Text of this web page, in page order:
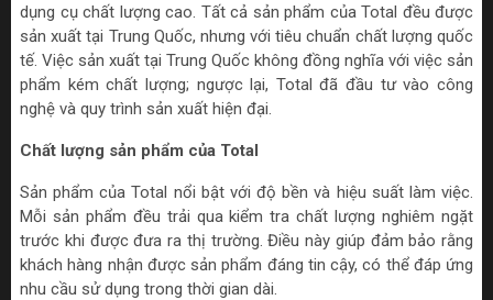
dụng cụ chất lượng cao. Tất cả sản phẩm của Total đều được
sản xuất tại Trung Quốc, nhưng với tiêu chuẩn chất lượng quốc
tế. Việc sản xuất tại Trung Quốc không đồng nghĩa với việc sản
phẩm kém chất lượng; ngược lại, Total đã đầu tư vào công
nghệ và quy trình sản xuất hiện đại.
Chất lượng sản phẩm của Total
Sản phẩm của Total nổi bật với độ bền và hiệu suất làm việc.
Mỗi sản phẩm đều trải qua kiểm tra chất lượng nghiêm ngặt
trước khi được đưa ra thị trường. Điều này giúp đảm bảo rằng
khách hàng nhận được sản phẩm đáng tin cậy, có thể đáp ứng
nhu cầu sử dụng trong thời gian dài.